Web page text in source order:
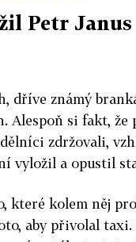
Petr Janus
dříve známý
Alespoň si fakt,
zdržovali,
vyložil a opustil
které kolem něj
aby přivolal taxi.